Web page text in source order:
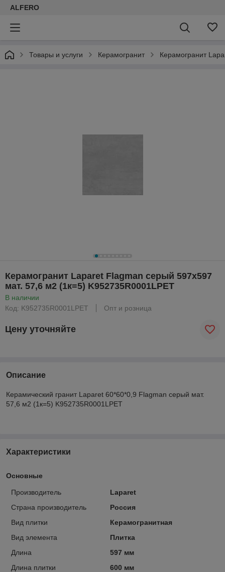
ALFERO
Товары и услуги Керамогранит Керамогранит
Керамогранит Laparet Flagman серый 597х597
мат. 57,6 м2 (1к=5) K952735R0001LPET
В наличии
Код: K952735R0001LPET
Опт и розница
Цену уточняйте
Описание
Керамический гранит Laparet 60*60*0,9 Flagman серый мат.
57,6 м2 (1к=5) K952735R0001LPET
Характеристики
Основные
Производитель
Laparet
Страна производитель
Россия
Вид плитки
Керамогранитная
Вид элемента
Плитка
Длина
597 мм
Длина плитки
600 мм